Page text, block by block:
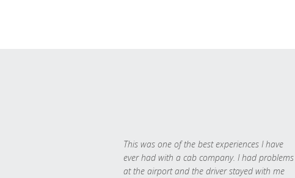
This was one of the best experiences I have
ever had with a cab company. I had problems
at the airport and the driver stayed with me